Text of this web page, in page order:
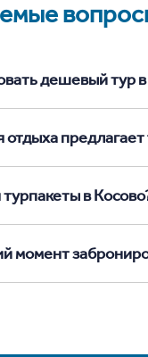
дешевый тур
отдыха
в
момент